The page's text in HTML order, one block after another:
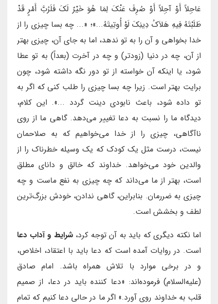
عَاجِلاً أَوْ آجِلاً أَوْ صُرِفَ عَنْكَ لِمَا هُوَ خَيْرٌ لَكَ فَلَرُبَّ أَمْرٍ قَدْ
طَلَبْتَهُ فِيهِ هَلاَكُ دِينِكَ لَوْ أُوتِيتَهُ...»؛ «... چه بسا چیزی را از
خدا بخواهی و آن را به تو ندهد، اما به جای آن، چیزی بهتر
از آن، چه در دنیا (زودتر) و چه در آخرت (بعداً) به تو عطا
شود، یا اینکه آن خواسته از تو دور نگه داشته شود، چون
برایت بهتر است. زیرا چه بسا چیزی را طلب کنی که اگر به
تو داده شود، باعث نابودی دینت گردد ...». این کلام،
دیدگاه ما را نسبت به دعا تغییر می‌دهد. گاهی ما از روی
ناآگاهی، چیزی را از خدا می‌خواهیم که به صلاحمان
نیست، درست مثل یک کودک که یک وسیله خطرناک را از
والدین خود می‌خواهد. خداوند که خالق و دانای مطلق
است، بهتر از ما می‌داند که چه چیزی به نفع ماست و چه
چیزی به ضررمان. بنابراین، گاهی ندادن، خودش بزرگ‌ترین
لطف و بخشش است.
اما نکته دیگری که باید به آن توجه کرد،شرایط و آداب دعا
است. در روایات آمده است که دعا باید با اعتقاد، اخلاص،
و در برخی موارد با تلاش همراه باشد. امام صادق
(علیه‌السلام) فرموده‌اند: «دعا کننده باید در دعا، از صمیم
قلب به خداوند روی آورد.» اگر ما در حالی دعا کنیم که تمام